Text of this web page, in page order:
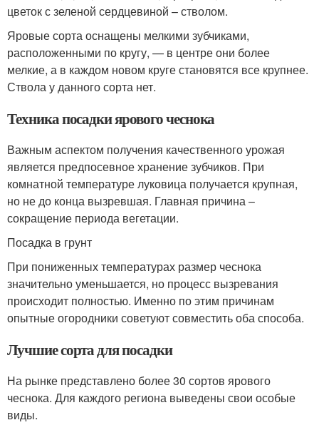
цветок с зеленой сердцевиной – стволом.
Яровые сорта оснащены мелкими зубчиками,
расположенными по кругу, — в центре они более
мелкие, а в каждом новом круге становятся все крупнее.
Ствола у данного сорта нет.
Техника посадки ярового чеснока
Важным аспектом получения качественного урожая
является предпосевное хранение зубчиков. При
комнатной температуре луковица получается крупная,
но не до конца вызревшая. Главная причина –
сокращение периода вегетации.
Посадка в грунт
При пониженных температурах размер чеснока
значительно уменьшается, но процесс вызревания
происходит полностью. Именно по этим причинам
опытные огородники советуют совместить оба способа.
Лучшие сорта для посадки
На рынке представлено более 30 сортов ярового
чеснока. Для каждого региона выведены свои особые
виды.